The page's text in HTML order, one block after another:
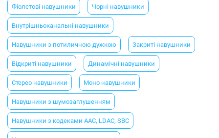
Фіолетові навушники Чорні навушники
Внутрішньоканальні навушники
Навушники з потиличною дужкою Закриті навушники
Відкриті навушники Динамічні навушники
Стерео навушники Моно навушники
Навушники з шумозаглушенням
Навушники з кодеками AAC, LDAC, SBC